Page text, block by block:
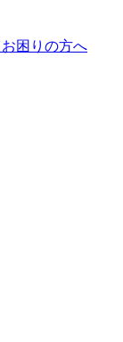
困りの方へ